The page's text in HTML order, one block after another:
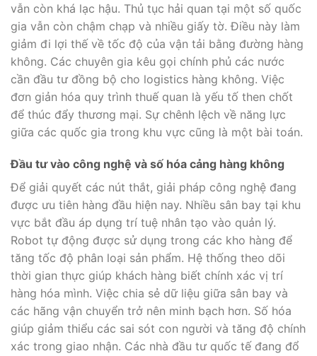
vẫn còn khá lạc hậu. Thủ tục hải quan tại một số quốc
gia vẫn còn chậm chạp và nhiều giấy tờ. Điều này làm
giảm đi lợi thế về tốc độ của vận tải bằng đường hàng
không. Các chuyên gia kêu gọi chính phủ các nước
cần đầu tư đồng bộ cho logistics hàng không. Việc
đơn giản hóa quy trình thuế quan là yếu tố then chốt
để thúc đẩy thương mại. Sự chênh lệch về năng lực
giữa các quốc gia trong khu vực cũng là một bài toán.
Đầu tư vào công nghệ và số hóa cảng hàng không
Để giải quyết các nút thắt, giải pháp công nghệ đang
được ưu tiên hàng đầu hiện nay. Nhiều sân bay tại khu
vực bắt đầu áp dụng trí tuệ nhân tạo vào quản lý.
Robot tự động được sử dụng trong các kho hàng để
tăng tốc độ phân loại sản phẩm. Hệ thống theo dõi
thời gian thực giúp khách hàng biết chính xác vị trí
hàng hóa mình. Việc chia sẻ dữ liệu giữa sân bay và
các hãng vận chuyển trở nên minh bạch hơn. Số hóa
giúp giảm thiểu các sai sót con người và tăng độ chính
xác trong giao nhận. Các nhà đầu tư quốc tế đang đổ